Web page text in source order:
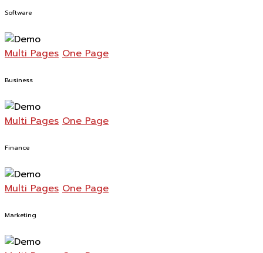
Software
Multi Pages One Page
Business
Multi Pages One Page
Finance
Multi Pages One Page
Marketing